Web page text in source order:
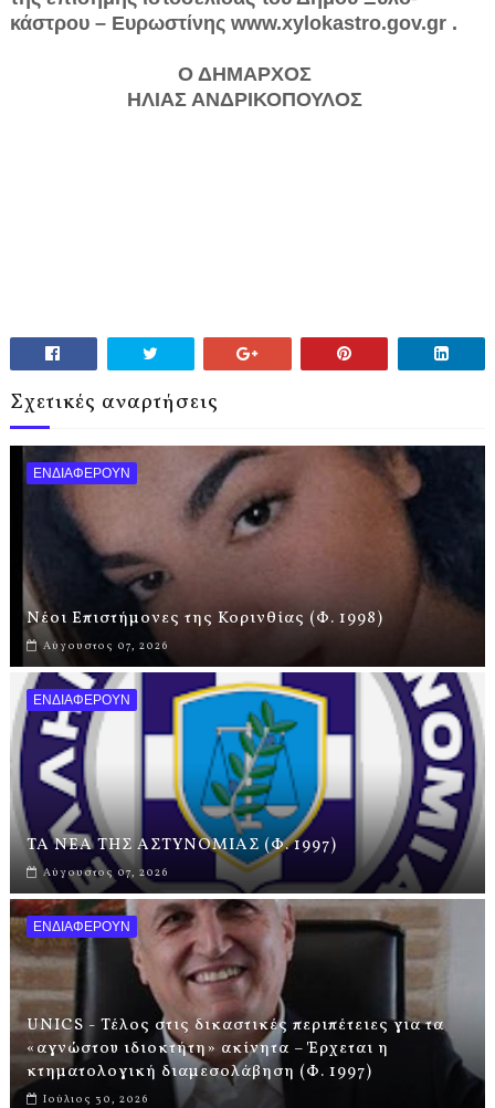
κάστρου – Ευρωστίνης www.xylokastro.gov.gr .
Ο ΔΗΜΑΡΧΟΣ
ΗΛΙΑΣ ΑΝΔΡΙΚΟΠΟΥΛΟΣ
Σχετικές αναρτήσεις
ΕΝΔΙΑΦΕΡΟΥΝ
Νέοι Επιστήμονες της Κορινθίας (Φ. 1998)
Αύγουστος 07, 2026
ΕΝΔΙΑΦΕΡΟΥΝ
ΤΑ ΝΕΑ ΤΗΣ ΑΣΤΥΝΟΜΙΑΣ (Φ. 1997)
Αύγουστος 07, 2026
ΕΝΔΙΑΦΕΡΟΥΝ
UNICS - Τέλος στις δικαστικές περιπέτειες για τα
«αγνώστου ιδιοκτήτη» ακίνητα – Έρχεται η
κτηματολογική διαμεσολάβηση (Φ. 1997)
Ιούλιος 30, 2026